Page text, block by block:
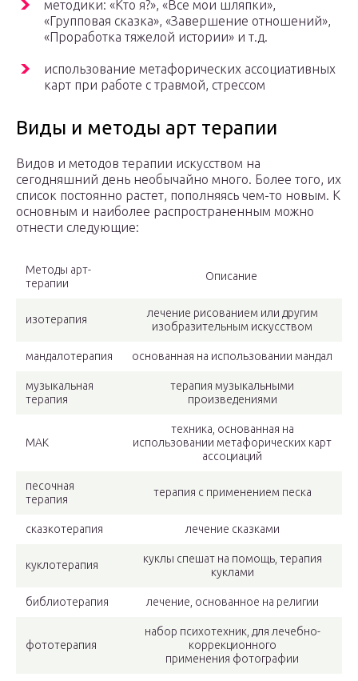
методики: «Кто я?», «Все мои шляпки»,
«Групповая сказка», «Завершение отношений»,
«Проработка тяжелой истории» и т.д.
использование метафорических ассоциативных
карт при работе с травмой, стрессом
Виды и методы арт терапии
Видов и методов терапии искусством на
сегодняшний день необычайно много. Более того, их
список постоянно растет, пополняясь чем-то новым. К
основным и наиболее распространенным можно
отнести следующие:
Методы арт-
терапии
Описание
изотерапия
лечение рисованием или другим
изобразительным искусством
мандалотерапия основанная на использовании мандал
музыкальная
терапия
терапия музыкальными
произведениями
МАК
техника, основанная на
использовании метафорических карт
ассоциаций
песочная
терапия
терапия с применением песка
сказкотерапия лечение сказками
куклотерапия
куклы спешат на помощь, терапия
куклами
библиотерапия лечение, основанное на религии
фототерапия
набор психотехник, для лечебно-
коррекционного
применения фотографии